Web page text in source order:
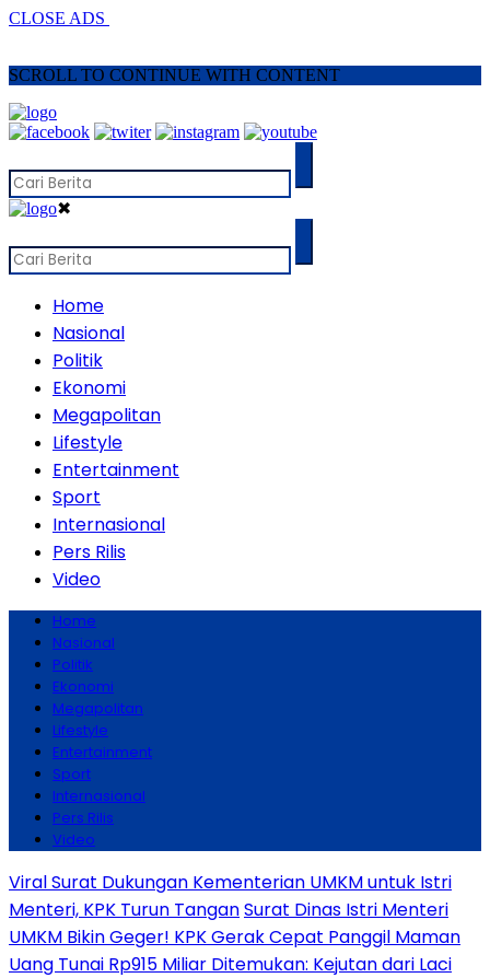
CLOSE ADS
SCROLL TO CONTINUE WITH CONTENT
✖
Home
Nasional
Politik
Ekonomi
Megapolitan
Lifestyle
Entertainment
Sport
Internasional
Pers Rilis
Video
Home
Nasional
Politik
Ekonomi
Megapolitan
Lifestyle
Entertainment
Sport
Internasional
Pers Rilis
Video
Viral Surat Dukungan Kementerian UMKM untuk Istri
Menteri, KPK Turun TanganSurat Dinas Istri Menteri
UMKM Bikin Geger! KPK Gerak Cepat Panggil Maman
Uang Tunai Rp915 Miliar Ditemukan: Kejutan dari Laci